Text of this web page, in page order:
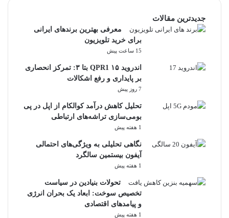
جدیدترین مقالات
معرفی بهترین برندهای ایرانی
برای خرید تلویزیون
15 ساعت پیش
اندروید ۱۵ QPR1 بتا ۳: تمرکز انحصاری
بر پایداری و رفع اشکالات
7 روز پیش
تحلیل کاهش درآمد کوالکام از اپل در پی
بومی‌سازی تراشه‌های ارتباطی
1 هفته پیش
نگاهی تحلیلی به ویژگی‌های احتمالی
آیفون بیستمین سالگرد
1 هفته پیش
تحولات بنیادین در سیاست
تخصیص سوخت: ابعاد یک بحران انرژی
و پیامدهای اقتصادی
1 هفته پیش